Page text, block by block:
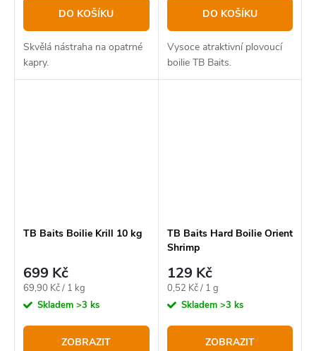
DO KOŠÍKU
Skvělá nástraha na opatrné
kapry.
DO KOŠÍKU
Vysoce atraktivní plovoucí
boilie TB Baits.
TB Baits Boilie Krill 10 kg
699 Kč
Měrná
cena:
69,90 Kč / 1 kg
Skladem >3 ks
ZOBRAZIT
TB Baits Hard Boilie Orient
Shrimp
129 Kč
Měrná
cena:
0,52 Kč / 1 g
Skladem >3 ks
ZOBRAZIT